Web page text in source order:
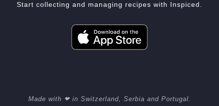
Start collecting and managing recipes with Inspiced.
Made with ❤ in Switzerland, Serbia and Portugal.